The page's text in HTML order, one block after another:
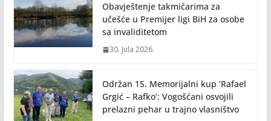
Obavještenje takmičarima za
učešće u Premijer ligi BiH za osobe
sa invaliditetom
30. Jula 2026.
Održan 15. Memorijalni kup ‘Rafael
Grgić – Rafko’: Vogošćani osvojili
prelazni pehar u trajno vlasništvo